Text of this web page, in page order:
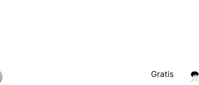
Gratis